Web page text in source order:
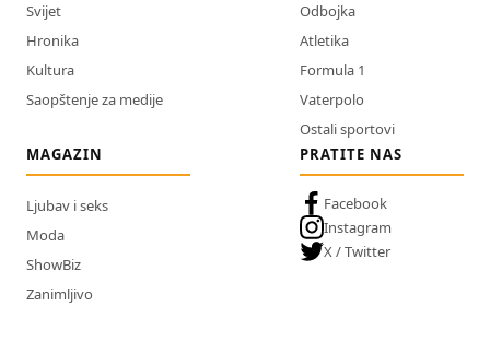
Svijet
Hronika
Kultura
Saopštenje za medije
Odbojka
Atletika
Formula 1
Vaterpolo
Ostali sportovi
MAGAZIN
Ljubav i seks
Moda
ShowBiz
Zanimljivo
PRATITE NAS
Facebook
Instagram
X / Twitter